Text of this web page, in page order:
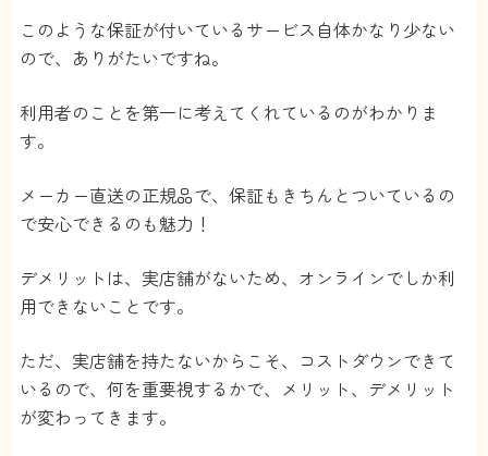
このような保証が付いているサービス自体かなり少ない
ので、ありがたいですね。
利用者のことを第一に考えてくれているのがわかりま
す。
メーカー直送の正規品で、保証もきちんとついているの
で安心できるのも魅力！
デメリットは、実店舗がないため、オンラインでしか利
用できないことです。
ただ、実店舗を持たないからこそ、コストダウンできて
いるので、何を重要視するかで、メリット、デメリット
が変わってきます。